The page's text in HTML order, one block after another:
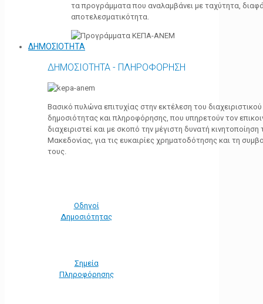
τα προγράμματα που αναλαμβάνει με ταχύτητα,
αποτελεσματικότητα.
ΔΗΜΟΣΙΟΤΗΤΑ
ΔΗΜΟΣΙΟΤΗΤΑ - ΠΛΗΡΟΦΟΡΗΣΗ
Βασικό πυλώνα επιτυχίας στην εκτέλεση του
δημοσιότητας και πληροφόρησης, που υπηρετούν τον
διαχειριστεί και με σκοπό την μέγιστη δυνατή
Μακεδονίας, για τις ευκαιρίες χρηματοδότησης και τη
τους.
Οδηγοί
Δημοσιότητας
Σημεία
Πληροφόρησης